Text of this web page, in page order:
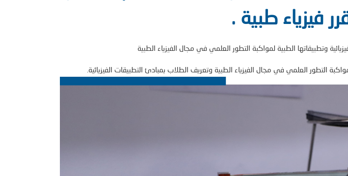
فيزياء طبية .
وتطبيقاتها الطبية لمواكبة التطور العلمي في مجال الفيزياء الطبية
التطور العلمي في مجال الفيزياء الطبية وتعريف الطلاب بمبادئ التطبيقات الفيزيائية.